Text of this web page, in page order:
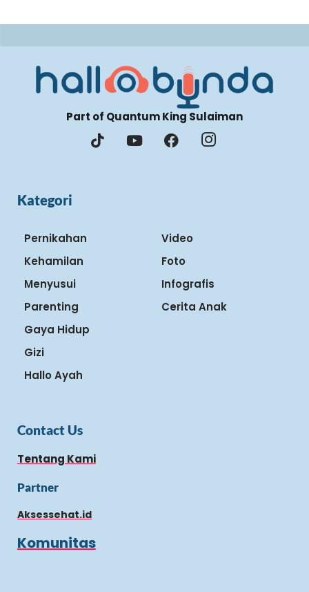
Part of Quantum King Sulaiman
Kategori
Pernikahan
Kehamilan
Menyusui
Parenting
Gaya Hidup
Gizi
Hallo Ayah
Video
Foto
Infografis
Cerita Anak
Contact Us
Tentang Kami
Partner
Aksessehat.id
Komunitas